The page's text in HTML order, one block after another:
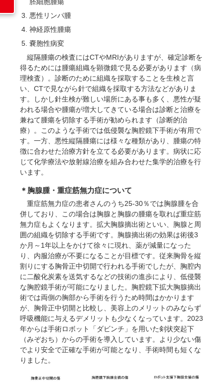
胚細胞腫瘍
悪性リンパ腫
神経原性腫瘍
嚢胞性病変
縦隔腫瘍の検査にはCTやMRIがありますが、確定診断を
得るためには腫瘍組織を顕微鏡で見る必要があります（病
理検査）。診断のために組織を採取することを生検と言
い、CTで見ながら針で組織を採取する方法などがありま
す。しかし針生検が難しい場所にある事も多く、悪性が疑
われる場合や腫瘍が増大してきている場合は診断と治療を
兼ねて腫瘍を切除する手術が勧められます（診断的治
療）。このような手術では低侵襲な胸腔鏡下手術が有用で
す。一方、悪性縦隔腫瘍には様々な種類があり、腫瘍の特
徴に合わせた治療方針を立てる必要があります。病状に応
じて化学療法や放射線治療を組み合わせた集学的治療を行
います。
＊胸腺腫・重症筋無力症について
重症筋無力症の患者さんのうち25-30％では胸腺腫を合
併しており、この場合は胸腺と胸腺の腫瘍を取れば重症筋
無力症もよくなります。拡大胸腺摘出術といい、胸腺と周
囲の組織を切除する手術です。胸腺摘出術の効果は術後3
か月～1年以上をかけて徐々に現れ、薬が減量になった
り、内服治療が不要になることが目標です。従来胸骨を縦
割りにする胸骨正中切開で行われる手術でしたが、胸腔内
に二酸化炭素を送気するなどの技術の進歩により、低侵襲
な胸腔鏡手術が可能になりました。胸腔鏡下拡大胸腺摘出
術では両側の胸部から手術を行うため時間はかかります
が、胸骨正中切開と比較し、美容上のメリットのみならず
呼吸機能に与えるデメリットも少なくなっています。2023
年からは手術ロボット「ダビンチ」を用いた剣状突起下
（みぞおち）からの手術を導入しています。より少ない傷
でより安全で正確な手術が可能となり、手術時間も短くな
りました。